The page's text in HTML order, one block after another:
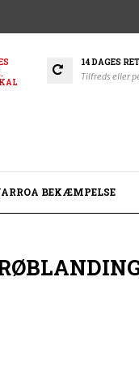
14 DAGES
Tilfreds eller
BEKÆMPELSE